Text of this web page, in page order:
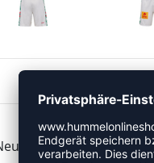
Kapitel.